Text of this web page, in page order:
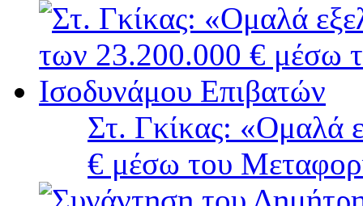
Στ. Γκίκας: «Ομαλά
€ μέσω του